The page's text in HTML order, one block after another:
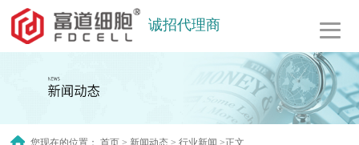
诚招代理商
您现在的位置：首页 > 新闻动态 >行业新闻 >正文